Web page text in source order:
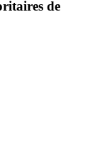
de